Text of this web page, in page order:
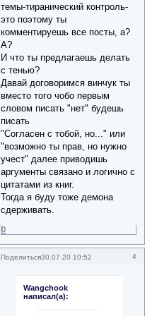
темы-тиранический контроль-
это поэтому ты
комментируешь все посты, а?
А?
И что ты предлагаешь делать
с тенью?
Давай договоримся винчук ты
вместо того чобо первым
словом писать "нет" будешь
писать
"Согласен с тобой, но..." или
"возможно ты прав, но нужно
учест" далее приводишь
аргументы связано и логично с
цитатами из книг.
Тогда я буду тоже демона
сдерживать.
0
Поделиться 4
30.07.20 10:52
Wangchook
написал(а):